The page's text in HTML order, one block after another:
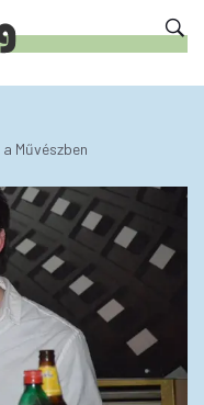
Művészben